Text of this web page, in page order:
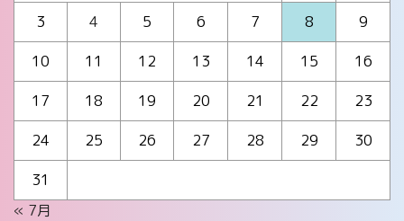
3
4 5 6 7 8
9
10
11 12 13 14 15
16
17
18 19 20 21 22
23
24
25 26 27 28 29
30
31
« 7月